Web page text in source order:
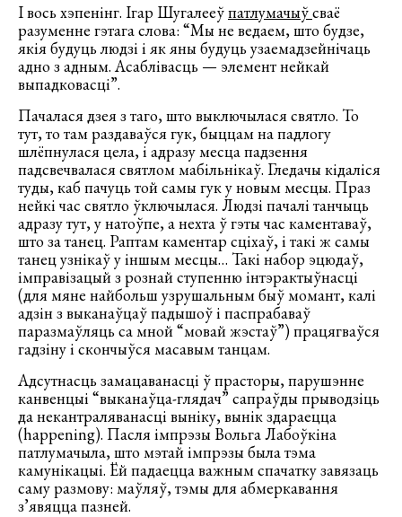
І вось хэпенінг. Ігар Шугалееўпатлумачыўсваё
разуменне гэтага слова: “Мы не ведаем, што будзе,
якія будуць людзі і як яны будуць узаемадзейнічаць
адно з адным. Асаблівасць — элемент нейкай
выпадковасці”.
Пачалася дзея з таго, што выключылася святло. То
тут, то там раздаваўся гук, быццам на падлогу
шлёпнулася цела, і адразу месца падзення
падсвечвалася святлом мабільнікаў. Гледачы кідаліся
туды, каб пачуць той самы гук у новым месцы. Праз
нейкі час святло ўключылася. Людзі пачалі танчыць
адразу тут, у натоўпе, а нехта ў гэты час каментаваў,
што за танец. Раптам каментар сціхаў, і такі ж самы
танец узнікаў у іншым месцы… Такі набор эцюдаў,
імправізацый з рознай ступенню інтэрактыўнасці
(для мяне найбольш узрушальным быў момант, калі
адзін з выканаўцаў падышоў і паспрабаваў
паразмаўляць са мной “мовай жэстаў”) працягваўся
гадзіну і скончыўся масавым танцам.
Адсутнасць замацаванасці ў прасторы, парушэнне
канвенцыі “выканаўца-глядач” сапраўды прыводзіць
да некантраляванасці выніку, вынік здараецца
(happening). Пасля імпрэзы Вольга Лабоўкіна
патлумачыла, што мэтай імпрэзы была тэма
камунікацыі. Ёй падаецца важным спачатку завязаць
саму размову: маўляў, тэмы для абмеркавання
з’явяцца пазней.